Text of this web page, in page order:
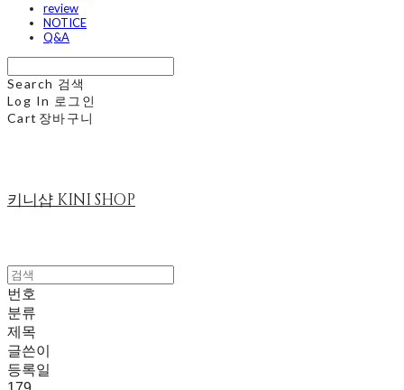
review
NOTICE
Q&A
Search 검색
Log In 로그인
Cart 장바구니
키니샵 KINI SHOP
번호
분류
제목
글쓴이
등록일